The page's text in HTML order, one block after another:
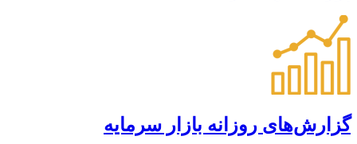
گزارش‌های روزانه بازار سرمایه